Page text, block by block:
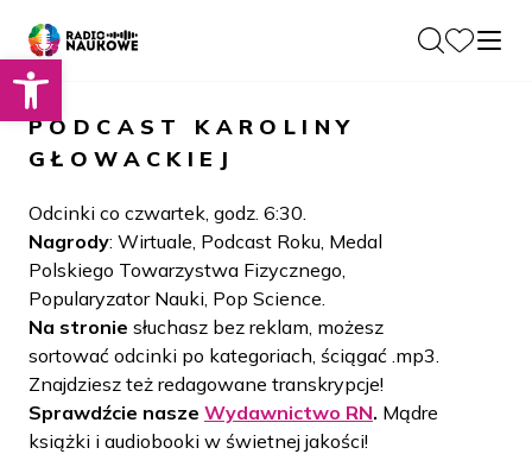
Otwórz pasek narzędzi
O nas
O Radiu
Zespół
Historia
Społeczność
Dla Naukowców
Podcasty
Projekty
LAMU
Beyond Curie
Blog
Kontakt
Wydawnictwo
PODCAST
KAROLINY
GŁOWACKIEJ
Odcinki co czwartek, godz. 6:30.
Nagrody: Wirtuale, Podcast Roku, Medal
Polskiego Towarzystwa Fizycznego,
Popularyzator Nauki, Pop Science.
Na stronie słuchasz bez reklam, możesz
sortować odcinki po kategoriach, ściągać .mp3.
Znajdziesz też redagowane transkrypcje!
Sprawdźcie nasze Wydawnictwo RN. Mądre
książki i audiobooki w świetnej jakości!